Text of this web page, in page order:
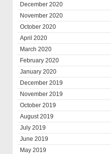
December 2020
November 2020
October 2020
April 2020
March 2020
February 2020
January 2020
December 2019
November 2019
October 2019
August 2019
July 2019
June 2019
May 2019